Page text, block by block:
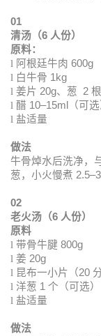
01
清汤（6 人份）
原料：
l 阿根廷牛肉 600g
l 白牛骨 1kg
l 姜片 20g、葱 2 根
l 醋 10–15ml
（可选
l 盐适量
做法
牛骨焯水后洗净，
葱，小火慢煮 2.5–3
02
老火汤（6 人份）
原料
l 带骨牛腱 800g
l 姜 20g
l 昆布一小片（20
l 洋葱 1 个（可选）
l 盐适量
做法